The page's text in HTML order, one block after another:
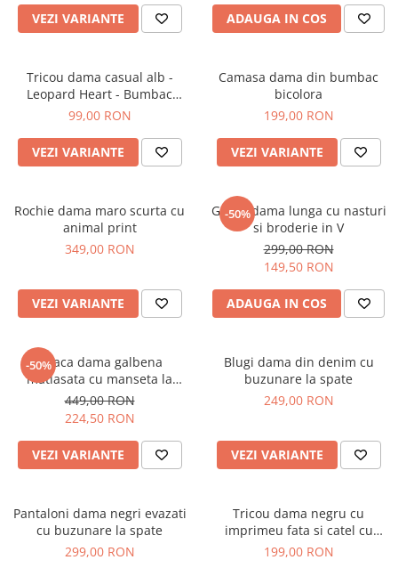
VEZI VARIANTE ADAUGA IN COS
Tricou dama casual alb -
Leopard Heart - Bumbac
Organic
99,00 RON
VEZI VARIANTE
Camasa dama din bumbac
bicolora
199,00 RON
VEZI VARIANTE
Rochie dama maro scurta cu
animal print
349,00 RON
VEZI VARIANTE
-50%
Geaca dama lunga cu nasturi
si broderie in V
299,00 RON
149,50 RON
ADAUGA IN COS
-50%Geaca dama galbena
matlasata cu manseta la
maneca si elastic in talie
449,00 RON
224,50 RON
VEZI VARIANTE
Blugi dama din denim cu
buzunare la spate
249,00 RON
VEZI VARIANTE
Pantaloni dama negri evazati
cu buzunare la spate
299,00 RON
Tricou dama negru cu
imprimeu fata si catel cu
ochelari
199,00 RON